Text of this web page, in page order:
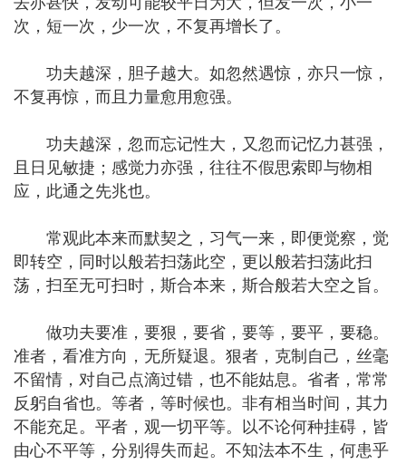
次，短一次，少一次，不复再增长了。
功夫越深，胆子越大。如忽然遇惊，亦只一惊，
不复再惊，而且力量愈用愈强。
功夫越深，忽而忘记性大，又忽而记忆力甚强，
且日见敏捷；感觉力亦强，往往不假思索即与物相
应，此通之先兆也。
常观此本来而默契之，习气一来，即便觉察，觉
即转空，同时以般若扫荡此空，更以般若扫荡此扫
荡，扫至无可扫时，斯合本来，斯合般若大空之旨。
做功夫要准，要狠，要省，要等，要平，要稳。
准者，看准方向，无所疑退。狠者，克制自己，丝毫
不留情，对自己点滴过错，也不能姑息。省者，常常
反躬自省也。等者，等时候也。非有相当时间，其力
不能充足。平者，观一切平等。以不论何种挂碍，皆
由心不平等，分别得失而起。不知法本不生，何患乎